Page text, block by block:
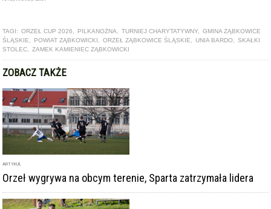
TAGI: ORZEŁ CUP 2026, PILKANOŻNA, TURNIEJ CHARYTATYWNY, GMINA ZĄBKOWICE
ŚLĄSKIE, POWIAT ZĄBKOWICKI, ORZEŁ ZĄBKOWICE ŚLĄSKIE, UNIA BARDO, SKAŁKI
STOLEC, ZAMEK KAMIENIEC ZĄBKOWICKI
ZOBACZ TAKŻE
ARTYKUŁ
Orzeł wygrywa na obcym terenie, Sparta zatrzymała lidera